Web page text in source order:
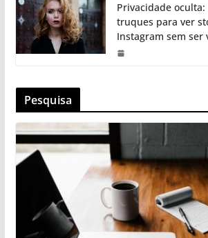
Privacidade
truques para ver
Instagram sem ser
Pesquisa